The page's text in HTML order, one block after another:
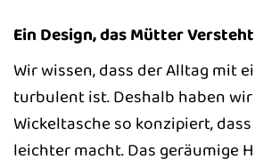
Ein Design, das Mütter Versteht
Wir wissen, dass der Alltag mit
turbulent ist. Deshalb haben
Wickeltasche so konzipiert,
leichter macht. Das geräumige